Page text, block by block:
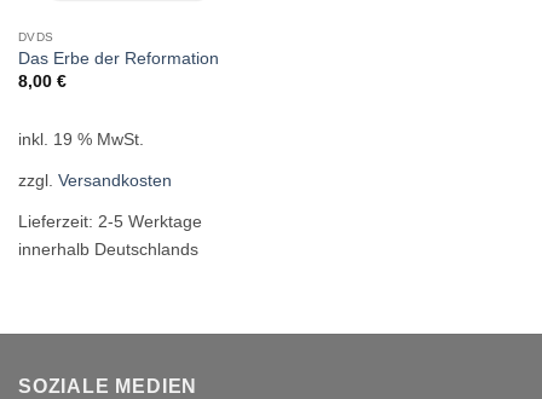
DVDS
Das Erbe der Reformation
8,00 €
inkl. 19 % MwSt.
zzgl. Versandkosten
Lieferzeit: 2-5 Werktage
innerhalb Deutschlands
SOZIALE MEDIEN